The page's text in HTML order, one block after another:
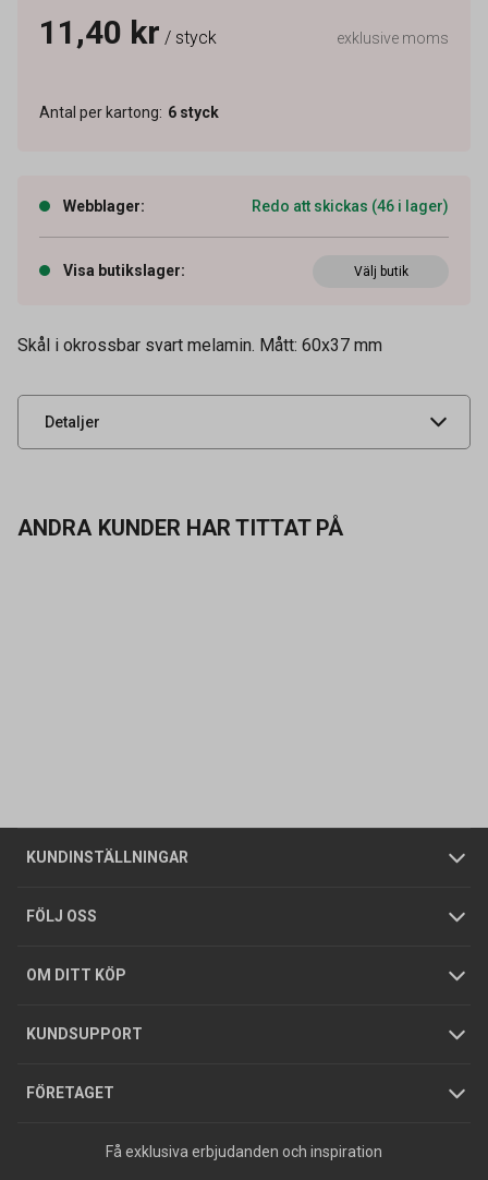
11,40 kr / styck exklusive moms
Antal per kartong: 6 styck
Webblager: Redo att skickas (46 i lager)
Visa butikslager: Välj butik
Skål i okrossbar svart melamin. Mått: 60x37 mm
Detaljer
Artikelnummer 69030104
Leverantörens
23247401
UNSPSC 52152007
ANDRA KUNDER HAR TITTAT PÅ
KUNDINSTÄLLNINGAR
Företagskund / Privatkund
FÖLJ OSS
OM DITT KÖP
Allmänna försäljningsvillkor
Integritetspolicy
GDPR
KUNDSUPPORT
Butiker
Foldrar och kataloger
Köpguider
Varumärken
FÖRETAGET
Om oss
Tjänster
Hållbarhet
Jobba hos oss
Press
Få exklusiva erbjudanden och inspiration